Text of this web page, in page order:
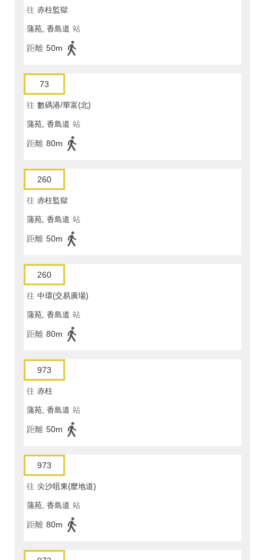
往 赤柱監獄
蒲苑, 香島道 站
距離 50m
73
往 數碼港/華富(北)
蒲苑, 香島道 站
距離 80m
260
往 赤柱監獄
蒲苑, 香島道 站
距離 50m
260
往 中環(交易廣場)
蒲苑, 香島道 站
距離 80m
973
往 赤柱
蒲苑, 香島道 站
距離 50m
973
往 尖沙咀東(麼地道)
蒲苑, 香島道 站
距離 80m